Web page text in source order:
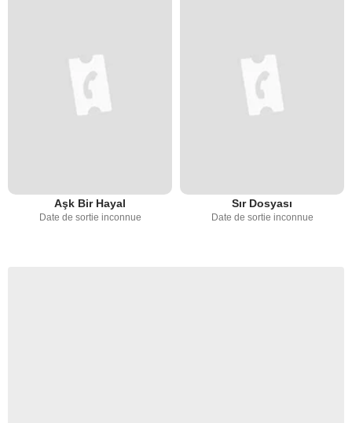
Aşk Bir Hayal
Date de sortie inconnue
Sır Dosyası
Date de sortie inconnue